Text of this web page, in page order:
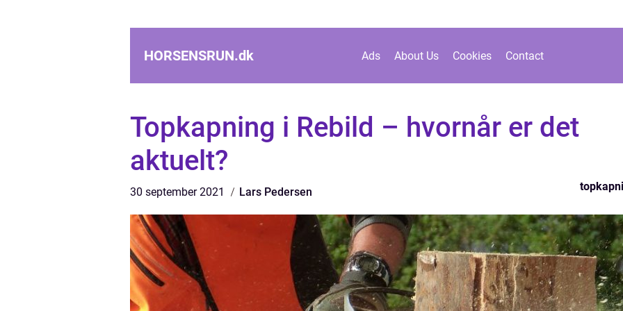
HORSENSRUN.dk Ads About Us Cookies Contact
Topkapning i Rebild – hvornår er det
aktuelt?
30 september 2021 Lars Pedersen